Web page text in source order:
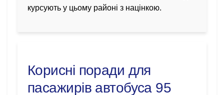
курсують у цьому районі з націнкою.
Корисні поради для
пасажирів автобуса 95